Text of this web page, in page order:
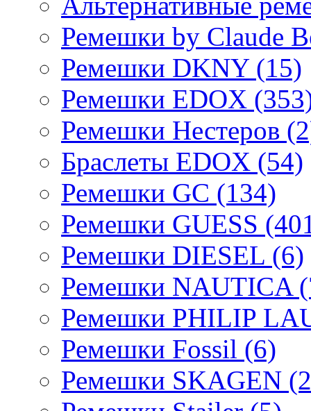
Ремешки by Claude
Ремешки DKNY (15)
Ремешки EDOX
Ремешки Нестеров
Браслеты EDOX (54)
Ремешки GC (134)
Ремешки GUESS
Ремешки DIESEL (6)
Ремешки NAUTICA
Ремешки PHILIP
Ремешки Fossil (6)
Ремешки SKAGEN